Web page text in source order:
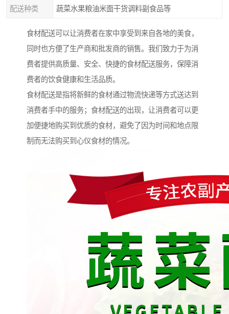
配送种类 蔬菜水果粮油米面干货调料副食品等
食材配送可以让消费者在家中享受到来自各地的美食，
同时也方便了生产商和批发商的销售。我们致力于为消
费者提供高质量、安全、快捷的食材配送服务，保障消
费者的饮食健康和生活品质。
食材配送是指将新鲜的食材通过物流快递等方式送达到
消费者手中的服务；食材配送的出现，让消费者可以更
加便捷地购买到优质的食材，避免了因为时间和地点限
制而无法购买到心仪食材的情况。